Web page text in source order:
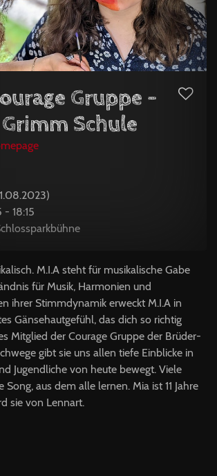
Gruppe -
Schule
- 18:15
M.I.A steht für musikalische Gabe
für Musik, Harmonien und
ihrer Stimmdynamik erweckt M.I.A in
Gänsehautgefühl, das dich so richtig
Mitglied der Courage Gruppe der Brüder-
gibt sie uns allen tiefe Einblicke in
Jugendliche von heute bewegt. Viele
Song, aus dem alle lernen. Mia ist 11 Jahre
sie von Lennart.